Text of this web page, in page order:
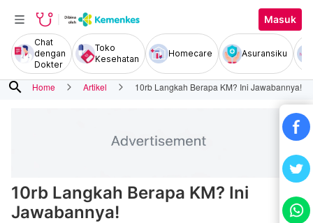
Masuk
Chat
dengan
Dokter
Toko
Kesehatan
Homecare Asuransiku
search Home Artikel 10rb Langkah Berapa KM? Ini Jawabannya!
10rb Langkah Berapa KM? Ini
Jawabannya!